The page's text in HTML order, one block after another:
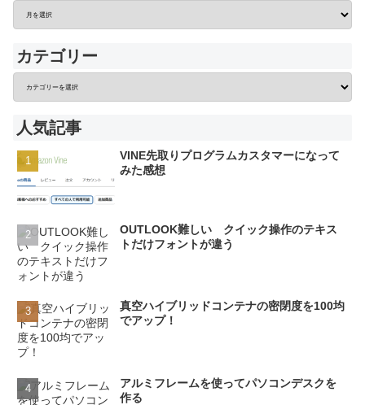
カテゴリー
人気記事
VINE先取りプログラムカスタマーになって
みた感想
OUTLOOK難しい クイック操作のテキス
トだけフォントが違う
真空ハイブリッドコンテナの密閉度を100均
でアップ！
アルミフレームを使ってパソコンデスクを
作る